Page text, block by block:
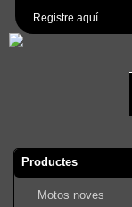
Registre aquí
Productes
Motos noves